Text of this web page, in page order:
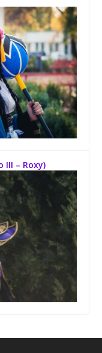
III – Roxy)